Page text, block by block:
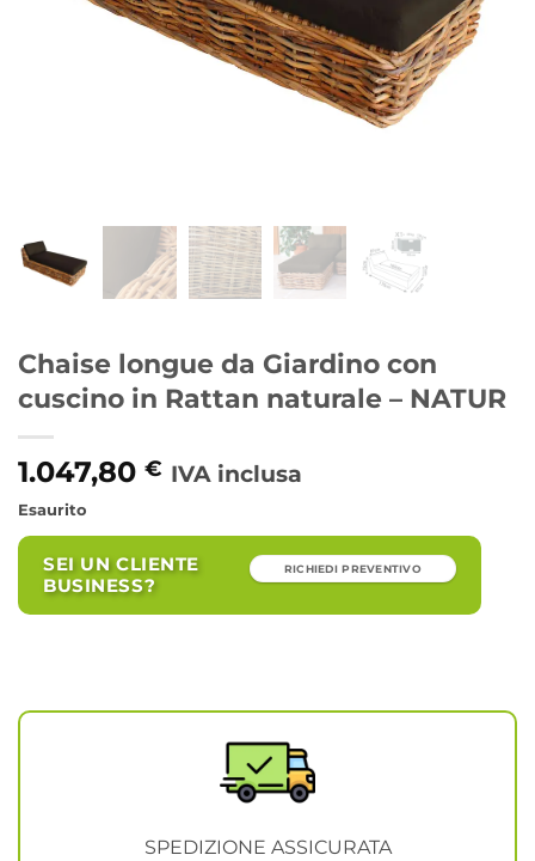
Chaise longue da Giardino con
cuscino in Rattan naturale – NATUR
1.047,80 € IVA inclusa
Esaurito
SEI UN CLIENTE
BUSINESS?
RICHIEDI PREVENTIVO
SPEDIZIONE ASSICURATA